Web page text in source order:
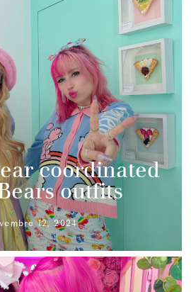
coordinated
outfits
12, 2024